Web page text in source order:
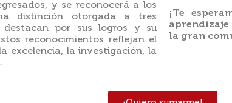
y se reconocerá a los
distinción otorgada a tres
destacan por sus logros y su
reconocimientos reflejan el
excelencia, la investigación, la
¡Te
aprendizaje
la gran